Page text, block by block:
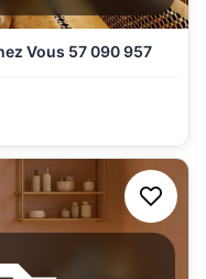
Évasion Orientale à Deux Pas de Chez Vous 57 090 957